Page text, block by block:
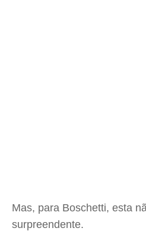
Mas, para Boschetti, esta
surpreendente.